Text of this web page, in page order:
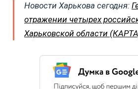
Новости Харькова сегодня:
отражении четырех
Харьковской области